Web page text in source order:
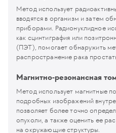
Метод использует
вводятся в организм и затем
приборами. Радионуклидное
как сцинтиграфия или
(ПЭТ), помогает обнаружить
распространение рака
Магнитно-резонансная
Метод использует магнитные
подробных изображений
позволяет более точно
опухоли, а также оценить ее
на окружающие структуры.